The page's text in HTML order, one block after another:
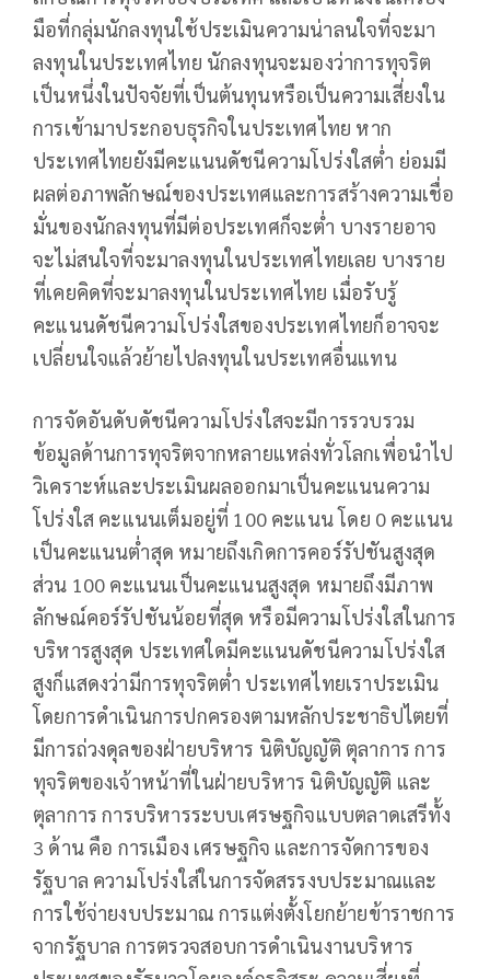
มือที่กลุ่มนักลงทุนใช้ประเมินความน่าลนใจที่จะมา
ลงทุนในประเทศไทย นักลงทุนจะมองว่าการทุจริต
เป็นหนึ่งในปัจจัยที่เป็นต้นทุนหรือเป็นความเสี่ยงใน
การเข้ามาประกอบธุรกิจในประเทศไทย หาก
ประเทศไทยยังมีคะแนนดัชนีความโปร่งใสต่ำ ย่อมมี
ผลต่อภาพลักษณ์ของประเทศและการสร้างความเชื่อ
มั่นของนักลงทุนที่มีต่อประเทศก็จะต่ำ บางรายอาจ
จะไม่สนใจที่จะมาลงทุนในประเทศไทยเลย บางราย
ที่เคยคิดที่จะมาลงทุนในประเทศไทย เมื่อรับรู้
คะแนนดัชนีความโปร่งใสของประเทศไทยก็อาจจะ
เปลี่ยนใจแล้วย้ายไปลงทุนในประเทศอื่นแทน
การจัดอันดับดัชนีความโปร่งใสจะมีการรวบรวม
ข้อมูลด้านการทุจริตจากหลายแหล่งทั่วโลกเพื่อนำไป
วิเคราะห์และประเมินผลออกมาเป็นคะแนนความ
โปร่งใส คะแนนเต็มอยู่ที่ 100 คะแนน โดย 0 คะแนน
เป็นคะแนนต่ำสุด หมายถึงเกิดการคอร์รัปชันสูงสุด
ส่วน 100 คะแนนเป็นคะแนนสูงสุด หมายถึงมีภาพ
ลักษณ์คอร์รัปชันน้อยที่สุด หรือมีความโปร่งใสในการ
บริหารสูงสุด ประเทศใดมีคะแนนดัชนีความโปร่งใส
สูงก็แสดงว่ามีการทุจริตต่ำ ประเทศไทยเราประเมิน
โดยการดำเนินการปกครองตามหลักประชาธิปไตยที่
มีการถ่วงดุลของฝ่ายบริหาร นิติบัญญัติ ตุลาการ การ
ทุจริตของเจ้าหน้าที่ในฝ่ายบริหาร นิติบัญญัติ และ
ตุลาการ การบริหารระบบเศรษฐกิจแบบตลาดเสรีทั้ง
3 ด้าน คือ การเมือง เศรษฐกิจ และการจัดการของ
รัฐบาล ความโปร่งใส่ในการจัดสรรงบประมาณและ
การใช้จ่ายงบประมาณ การแต่งตั้งโยกย้ายข้าราชการ
จากรัฐบาล การตรวจสอบการดำเนินงานบริหาร